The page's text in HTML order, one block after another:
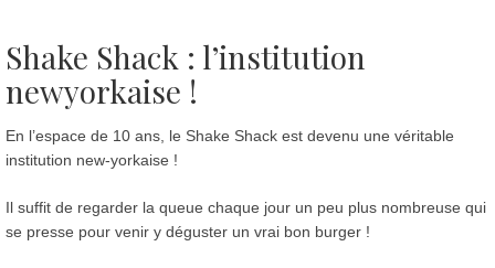
Shake Shack : l’institution
newyorkaise !
En l’espace de 10 ans, le Shake Shack est devenu une véritable
institution new-yorkaise !
Il suffit de regarder la queue chaque jour un peu plus nombreuse qui
se presse pour venir y déguster un vrai bon burger !